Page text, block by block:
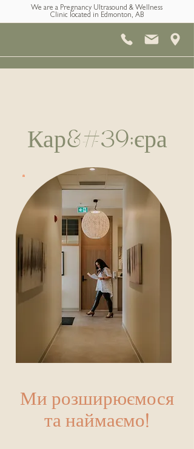
We are a Pregnancy Ultrasound & Wellness
Clinic located in Edmonton, AB
Кар&#39;єра
Ми розширюємося
та наймаємо!